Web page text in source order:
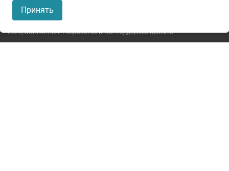
2026,DIGITAL.ERA. Разработка и тех. поддержка проекта
Принять